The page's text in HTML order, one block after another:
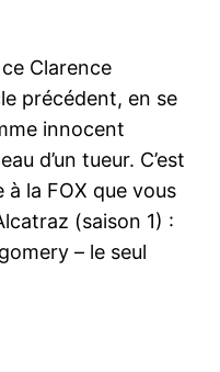
Clarence
précédent, en se
innocent
d’un tueur. C’est
à la FOX que vous
(saison 1) :
– le seul